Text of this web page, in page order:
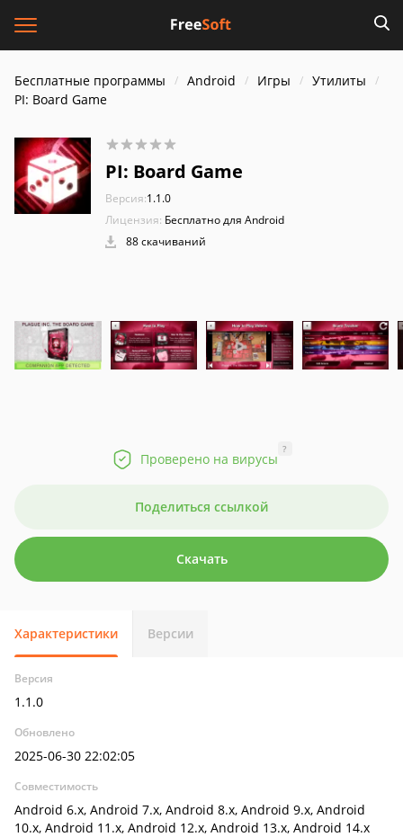
Бесплатные программы Android Игры
Утилиты
PI: Board Game
PI: Board Game
Версия:1.1.0
Лицензия: Бесплатно для Android
88 скачиваний
Проверено на вирусы
?
Поделиться ссылкой
Скачать
Характеристики Версии
Версия
1.1.0
Обновлено
2025-06-30 22:02:05
Совместимость
Android 6.x, Android 7.x, Android 8.x, Android 9.x, Android
10.x, Android 11.x, Android 12.x, Android 13.x, Android 14.x